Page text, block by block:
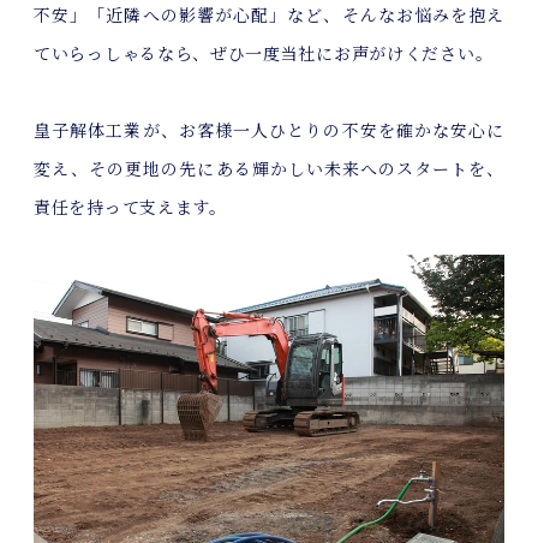
不安」「近隣への影響が心配」など、そんなお悩みを抱え
ていらっしゃるなら、ぜひ一度当社にお声がけください。
皇子解体工業が、お客様一人ひとりの不安を確かな安心に
変え、その更地の先にある輝かしい未来へのスタートを、
責任を持って支えます。